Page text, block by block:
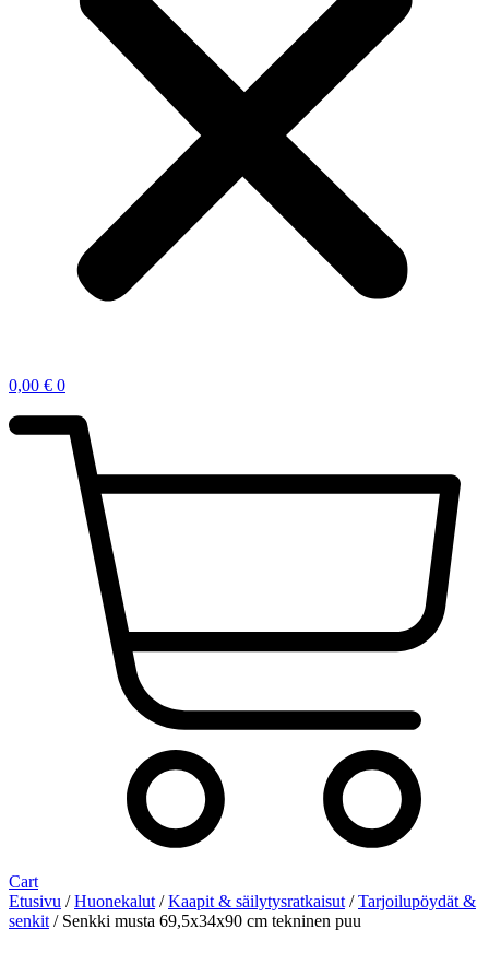
0,00 € 0
Cart
Etusivu /Huonekalut /Kaapit & säilytysratkaisut /Tarjoilupöydät &
senkit / Senkki musta 69,5x34x90 cm tekninen puu